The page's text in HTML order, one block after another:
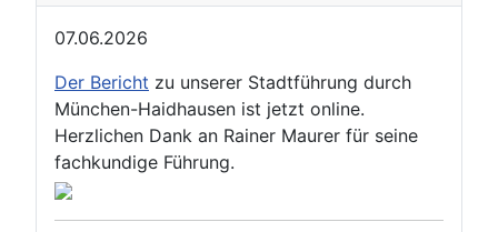
07.06.2026
Der Bericht zu unserer Stadtführung durch
München-Haidhausen ist jetzt online.
Herzlichen Dank an Rainer Maurer für seine
fachkundige Führung.